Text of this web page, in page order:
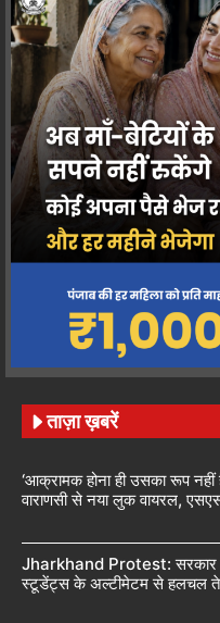
ताज़ा ख़बरें
‘आक्रामक होना ही उसका रूप
वाराणसी से नया लुक वायरल,
Jharkhand Protest: सरकार
स्टूडेंट्स के अल्टीमेटम से हलचल